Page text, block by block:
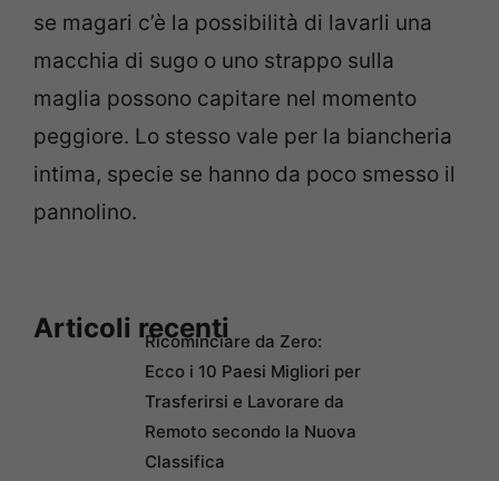
se magari c’è la possibilità di lavarli una
macchia di sugo o uno strappo sulla
maglia possono capitare nel momento
peggiore. Lo stesso vale per la biancheria
intima, specie se hanno da poco smesso il
pannolino.
Articoli recentiRicominciare da Zero:
Ecco i 10 Paesi Migliori per
Trasferirsi e Lavorare da
Remoto secondo la Nuova
Classifica